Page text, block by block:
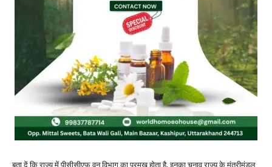
बता दें कि राज्य में पीसीसीएफ वन विभाग का प्रमुख होता है, इनका चुनाव राज्य के मंत्रीमंडल